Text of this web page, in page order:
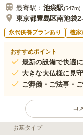
最寄駅： 池袋駅(547m)
東京都豊島区南池袋
永代供養プランあり 檀家
おすすめポイント
最新の設備で快適
大きな大仏様に見
ご葬儀・ご法事・
コ
ライフドット編集部のコメ
お墓タイプ